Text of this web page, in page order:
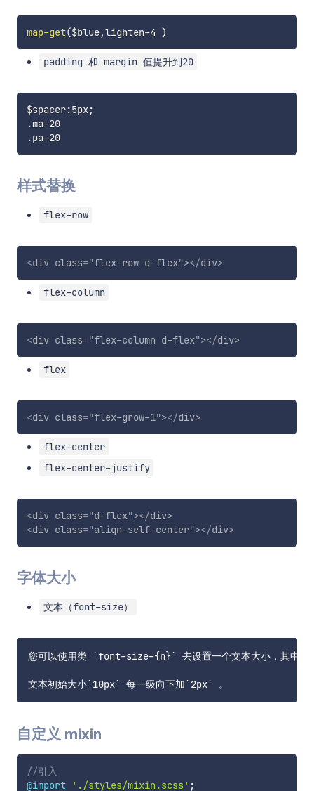
map-get($blue,lighten-4 )
padding 和 margin 值提升到20
$spacer:5px;
.ma-20
.pa-20
样式替换
flex-row
<div class="flex-row d-flex"></div>
flex-column
<div class="flex-column d-flex"></div>
flex
<div class="flex-grow-1"></div>
flex-center
flex-center-justify
<div class="d-flex"></div>
<div class="align-self-center"></div>
字体大小
文本（font-size）
您可以使用类 `font-size-{n}` 去设置一个文本大小，其中的
自定义 mixin
//引入
@import
'./styles/mixin.scss' ;